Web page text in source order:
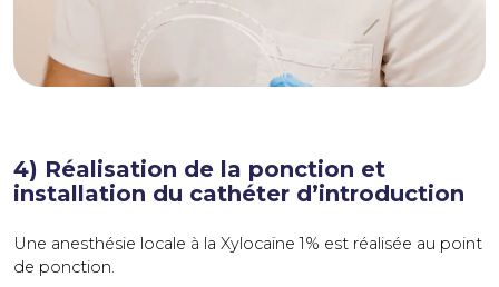
4) Réalisation de la ponction et
installation du cathéter d’introduction
Une anesthésie locale à la Xylocaïne 1% est réalisée au point
de ponction.